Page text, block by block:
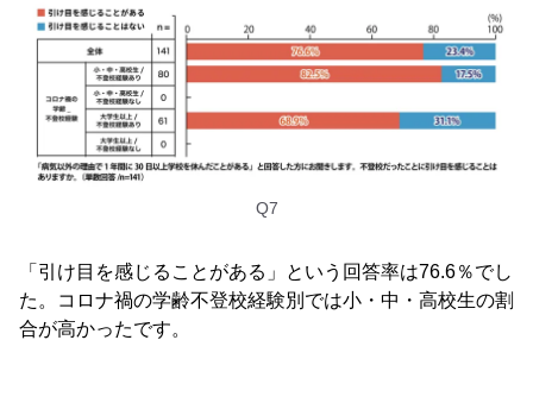
Q7
「引け目を感じることがある」という回答率は76.6％でし
た。コロナ禍の学齢不登校経験別では小・中・高校生の割
合が高かったです。